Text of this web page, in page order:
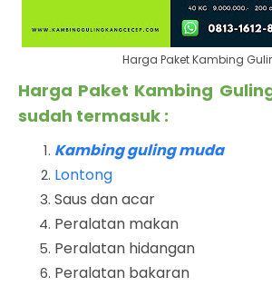
Harga Paket Kambing
Harga Paket Kambing
sudah termasuk :
Kambing guling muda
Lontong
Saus dan acar
Peralatan makan
Peralatan hidangan
Peralatan bakaran